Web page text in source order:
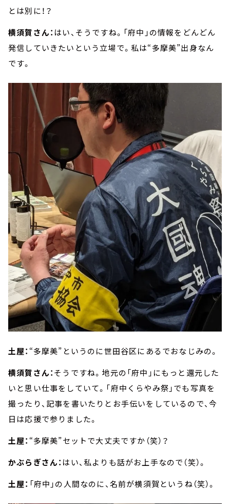
とは別に！？
横須賀さん： はい、そうですね。「府中」の情報をどんどん
発信していきたいという立場で。私は“多摩美”出身なん
です。
土屋： “多摩美”というのに世田谷区にあるでおなじみの。
横須賀さん：そうですね。地元の「府中」にもっと還元した
いと思い仕事をしていて。「府中くらやみ祭」でも写真を
撮ったり、記事を書いたりとお手伝いをしているので、今
日は応援で参りました。
土屋： “多摩美”セットで大丈夫ですか（笑）？
かぶらぎさん： はい、私よりも話がお上手なので（笑）。
土屋： 「府中」の人間なのに、名前が横須賀というね（笑）。